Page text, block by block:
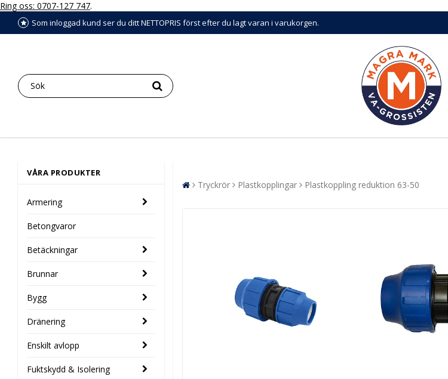
Ring oss: 0707-127 747.
Som inloggad kund ser du ditt NETTOPRIS först efter du lagt varan i varukorgen.
VÅRA PRODUKTER
Armering
Betongvaror
Betäckningar
Brunnar
Bygg
Dränering
Enskilt avlopp
Fuktskydd & Isolering
Tryckrör Plastkopplingar Plastkoppling reduktion 63-50